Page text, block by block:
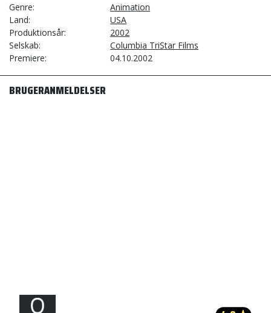
Genre
Animation
Land
USA
Produktionsår
2002
Selskab
Columbia TriStar Films
Premiere
04.10.2002
BRUGERANMELDELSER